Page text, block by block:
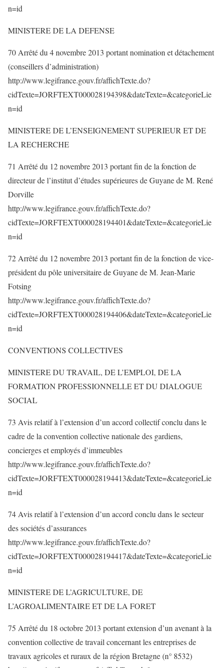
n=id
MINISTERE DE LA DEFENSE
70 Arrêté du 4 novembre 2013 portant nomination et détachement
(conseillers d’administration)
http://www.legifrance.gouv.fr/affichTexte.do?
cidTexte=JORFTEXT000028194398&dateTexte=&categorieLie
n=id
MINISTERE DE L’ENSEIGNEMENT SUPERIEUR ET DE
LA RECHERCHE
71 Arrêté du 12 novembre 2013 portant fin de la fonction de
directeur de l’institut d’études supérieures de Guyane de M. René
Dorville
http://www.legifrance.gouv.fr/affichTexte.do?
cidTexte=JORFTEXT000028194401&dateTexte=&categorieLie
n=id
72 Arrêté du 12 novembre 2013 portant fin de la fonction de vice-
président du pôle universitaire de Guyane de M. Jean-Marie
Fotsing
http://www.legifrance.gouv.fr/affichTexte.do?
cidTexte=JORFTEXT000028194406&dateTexte=&categorieLie
n=id
CONVENTIONS COLLECTIVES
MINISTERE DU TRAVAIL, DE L’EMPLOI, DE LA
FORMATION PROFESSIONNELLE ET DU DIALOGUE
SOCIAL
73 Avis relatif à l’extension d’un accord collectif conclu dans le
cadre de la convention collective nationale des gardiens,
concierges et employés d’immeubles
http://www.legifrance.gouv.fr/affichTexte.do?
cidTexte=JORFTEXT000028194413&dateTexte=&categorieLie
n=id
74 Avis relatif à l’extension d’un accord conclu dans le secteur
des sociétés d’assurances
http://www.legifrance.gouv.fr/affichTexte.do?
cidTexte=JORFTEXT000028194417&dateTexte=&categorieLie
n=id
MINISTERE DE L’AGRICULTURE, DE
L’AGROALIMENTAIRE ET DE LA FORET
75 Arrêté du 18 octobre 2013 portant extension d’un avenant à la
convention collective de travail concernant les entreprises de
travaux agricoles et ruraux de la région Bretagne (n° 8532)